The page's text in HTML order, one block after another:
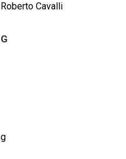
Roberto Cavalli